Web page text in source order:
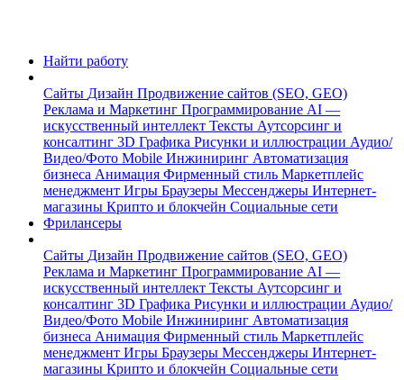
Найти работу
Сайты Дизайн Продвижение сайтов (SEO, GEO)
Реклама и Маркетинг Программирование AI —
искусственный интеллект Тексты Аутсорсинг и
консалтинг 3D Графика Рисунки и иллюстрации Аудио/
Видео/Фото Mobile Инжиниринг Автоматизация
бизнеса Анимация Фирменный стиль Маркетплейс
менеджмент Игры Браузеры Мессенджеры Интернет-
магазины Крипто и блокчейн Социальные сети
Фрилансеры
Сайты Дизайн Продвижение сайтов (SEO, GEO)
Реклама и Маркетинг Программирование AI —
искусственный интеллект Тексты Аутсорсинг и
консалтинг 3D Графика Рисунки и иллюстрации Аудио/
Видео/Фото Mobile Инжиниринг Автоматизация
бизнеса Анимация Фирменный стиль Маркетплейс
менеджмент Игры Браузеры Мессенджеры Интернет-
магазины Крипто и блокчейн Социальные сети